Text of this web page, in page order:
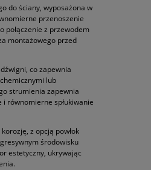
do ściany, wyposażona w
przenoszenie
połączenie z przewodem
montażowego przed
co zapewnia
lub
strumienia zapewnia
równomierne spłukiwanie
z opcją powłok
środowisku
estetyczny, ukrywając